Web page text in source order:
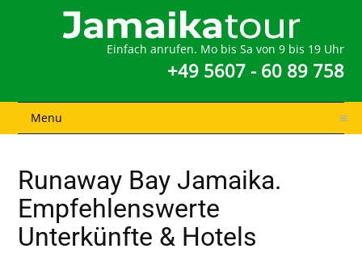
Einfach anrufen. Mo bis Sa von 9 bis 19 Uhr
+49 5607 - 60 89 758
Menu
Runaway Bay Jamaika.
Empfehlenswerte
Unterkünfte & Hotels